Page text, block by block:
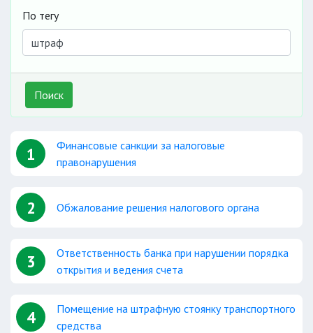
По тегу
Поиск
1
Финансовые санкции за налоговые
правонарушения
2 Обжалование решения налогового органа
3
Ответственность банка при нарушении порядка
открытия и ведения счета
4
Помещение на штрафную стоянку транспортного
средства